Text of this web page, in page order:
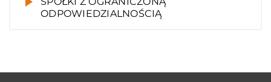
ODPOWIEDZIALNOŚCIĄ